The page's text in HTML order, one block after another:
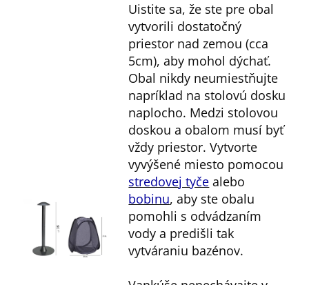
Uistite sa, že ste pre obal
vytvorili dostatočný
priestor nad zemou (cca
5cm), aby mohol dýchať.
Obal nikdy neumiestňujte
napríklad na stolovú dosku
naplocho. Medzi stolovou
doskou a obalom musí byť
vždy priestor. Vytvorte
vyvýšené miesto pomocou
stredovej tyče alebo
bobinu, aby ste obalu
pomohli s odvádzaním
vody a predišli tak
vytváraniu bazénov.